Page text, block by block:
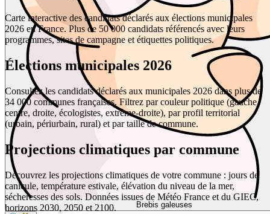
Brebis galeuses
Carte interactive des candidats déclarés aux élections municipales
2026 en France. Plus de 50 000 candidats référencés avec leurs
programmes, sites de campagne et étiquettes politiques.
Élections municipales 2026
Consultez les candidats déclarés aux municipales 2026 dans plus de
34 000 communes françaises. Filtrez par couleur politique (gauche,
centre, droite, écologistes, extrême-droite), par profil territorial
(urbain, périurbain, rural) et par taille de commune.
Projections climatiques par commune
Découvrez les projections climatiques de votre commune : jours de
canicule, température estivale, élévation du niveau de la mer,
sécheresses des sols. Données issues de Météo France et du GIEC,
horizons 2030, 2050 et 2100.